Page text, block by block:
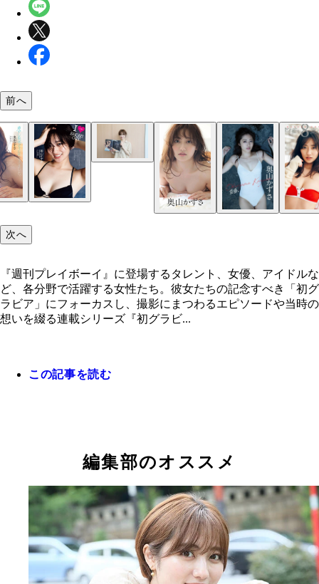
奥山かずさデジタル写真集『癒し系ボディに仕上
た。』撮影／田口まき 価格／８８０円（税込）
奥山かずさデジタル写真集『葛藤。』撮影／中村
格／５５０円（税込）
奥山かずさデジタル写真集『マイナス８度の吐息
影／岡本武志 価格／１３２０円（税込）
奥山かずさデジタル写真集『Ｉ ＬＯＶＥ ＳＨＯＲ
ＵＴ』撮影／笠井爾示 価格／１１００円（税込）
前へ
次へ
『週刊プレイボーイ』に登場するタレント、女優、アイドルな
ど、各分野で活躍する女性たち。彼女たちの記念すべき「初グ
ラビア」にフォーカスし、撮影にまつわるエピソードや当時の
想いを綴る連載シリーズ『初グラビ...
この記事を読む
編集部のオススメ